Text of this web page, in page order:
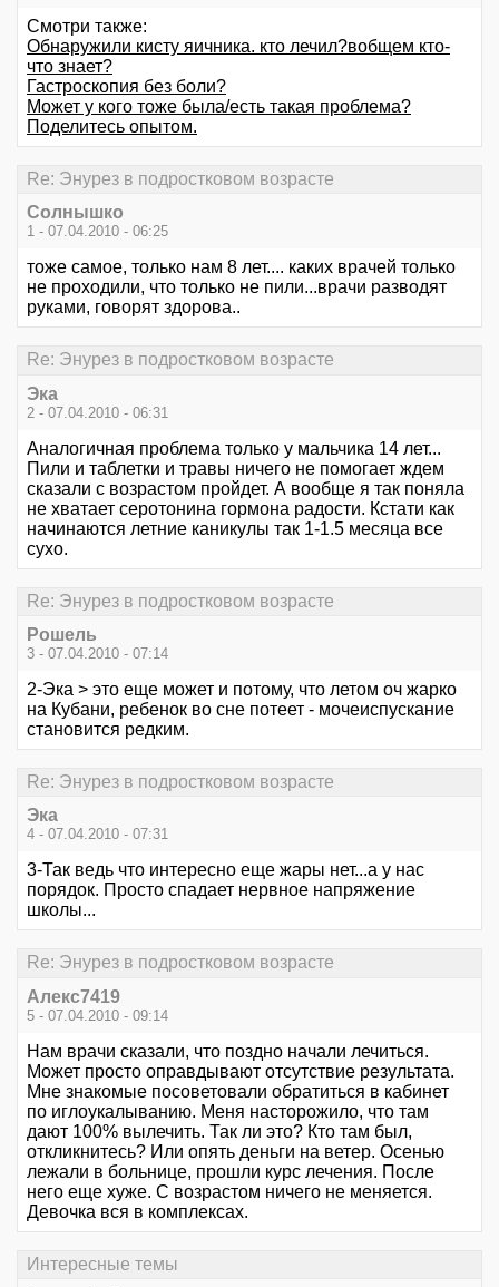
Смотри также:
Обнаружили кисту яичника. кто лечил?вобщем кто-
что знает?
Гастроскопия без боли?
Может у кого тоже была/есть такая проблема?
Поделитесь опытом.
Re: Энурез в подростковом возрасте
Солнышко
1 - 07.04.2010 - 06:25
тоже самое, только нам 8 лет.... каких врачей только
не проходили, что только не пили...врачи разводят
руками, говорят здорова..
Re: Энурез в подростковом возрасте
Эка
2 - 07.04.2010 - 06:31
Аналогичная проблема только у мальчика 14 лет...
Пили и таблетки и травы ничего не помогает ждем
сказали с возрастом пройдет. А вообще я так поняла
не хватает серотонина гормона радости. Кстати как
начинаются летние каникулы так 1-1.5 месяца все
сухо.
Re: Энурез в подростковом возрасте
Рошель
3 - 07.04.2010 - 07:14
2-Эка > это еще может и потому, что летом оч жарко
на Кубани, ребенок во сне потеет - мочеиспускание
становится редким.
Re: Энурез в подростковом возрасте
Эка
4 - 07.04.2010 - 07:31
3-Так ведь что интересно еще жары нет...а у нас
порядок. Просто спадает нервное напряжение
школы...
Re: Энурез в подростковом возрасте
Алекс7419
5 - 07.04.2010 - 09:14
Нам врачи сказали, что поздно начали лечиться.
Может просто оправдывают отсутствие результата.
Мне знакомые посоветовали обратиться в кабинет
по иглоукалыванию. Меня насторожило, что там
дают 100% вылечить. Так ли это? Кто там был,
откликнитесь? Или опять деньги на ветер. Осенью
лежали в больнице, прошли курс лечения. После
него еще хуже. С возрастом ничего не меняется.
Девочка вся в комплексах.
Интересные темы